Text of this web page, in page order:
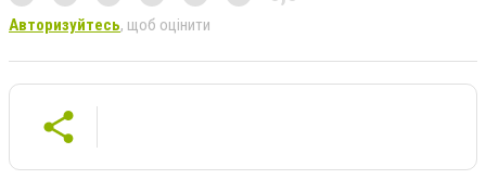
Авторизуйтесь, щоб оцінити